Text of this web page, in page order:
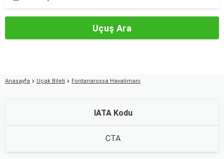
Uçuş Ara
Anasayfa Uçak Bileti Fontanarossa Havalimanı
IATA Kodu
CTA